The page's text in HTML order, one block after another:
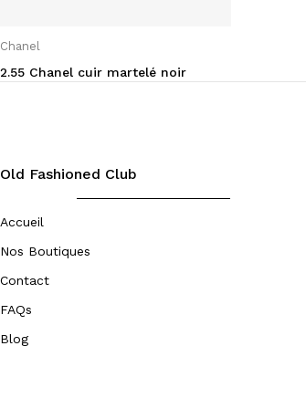
Chanel
2.55 Chanel cuir martelé noir
Old Fashioned Club
Accueil
Nos Boutiques
Contact
FAQs
Blog